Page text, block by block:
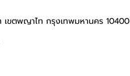
ขตพญาไท กรุงเทพมหานคร 10400